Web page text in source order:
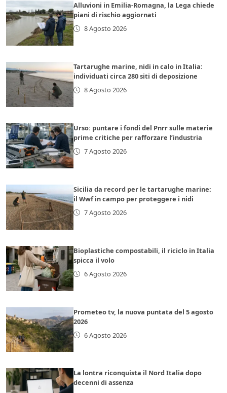
Alluvioni in Emilia-Romagna, la Lega chiede
piani di rischio aggiornati
8 Agosto 2026
Tartarughe marine, nidi in calo in Italia:
individuati circa 280 siti di deposizione
8 Agosto 2026
Urso: puntare i fondi del Pnrr sulle materie
prime critiche per rafforzare l’industria
7 Agosto 2026
Sicilia da record per le tartarughe marine:
il Wwf in campo per proteggere i nidi
7 Agosto 2026
Bioplastiche compostabili, il riciclo in Italia
spicca il volo
6 Agosto 2026
Prometeo tv, la nuova puntata del 5 agosto
2026
6 Agosto 2026
La lontra riconquista il Nord Italia dopo
decenni di assenza